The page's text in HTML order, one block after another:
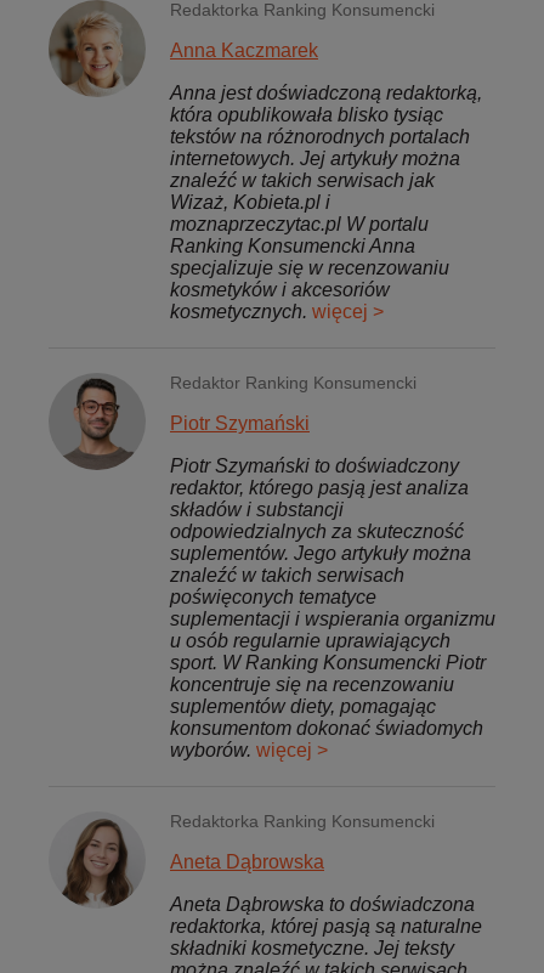
Redaktorka Ranking Konsumencki
Anna Kaczmarek
Anna jest doświadczoną redaktorką,
która opublikowała blisko tysiąc
tekstów na różnorodnych portalach
internetowych. Jej artykuły można
znaleźć w takich serwisach jak
Wizaż, Kobieta.pl i
moznaprzeczytac.pl W portalu
Ranking Konsumencki Anna
specjalizuje się w recenzowaniu
kosmetyków i akcesoriów
kosmetycznych. więcej >
Redaktor Ranking Konsumencki
Piotr Szymański
Piotr Szymański to doświadczony
redaktor, którego pasją jest analiza
składów i substancji
odpowiedzialnych za skuteczność
suplementów. Jego artykuły można
znaleźć w takich serwisach
poświęconych tematyce
suplementacji i wspierania organizmu
u osób regularnie uprawiających
sport. W Ranking Konsumencki Piotr
koncentruje się na recenzowaniu
suplementów diety, pomagając
konsumentom dokonać świadomych
wyborów. więcej >
Redaktorka Ranking Konsumencki
Aneta Dąbrowska
Aneta Dąbrowska to doświadczona
redaktorka, której pasją są naturalne
składniki kosmetyczne. Jej teksty